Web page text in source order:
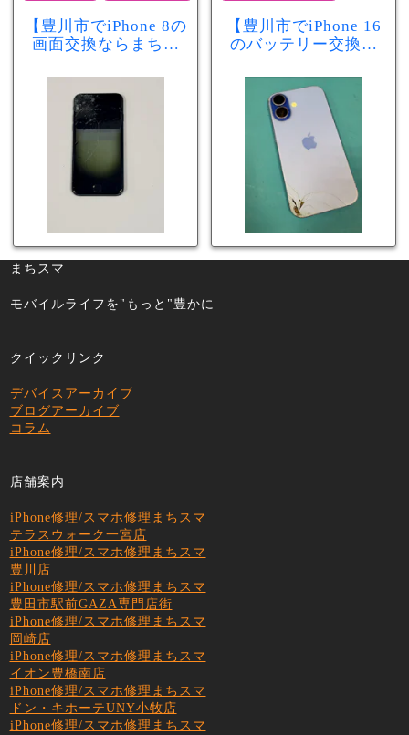
【豊川市でiPhone 8の
画面交換ならまちス
れ・液晶不良も当日
60分で修理可能！
【豊川市でiPhone 16
のバッテリー交換な
少し膨張したバッテ
リーも当日90分で安
心修理！
まちスマ
モバイルライフを"もっと"豊かに
クイックリンク
デバイスアーカイブ
ブログアーカイブ
コラム
店舗案内
iPhone修理/スマホ修理まちスマ
テラスウォーク一宮店
iPhone修理/スマホ修理まちスマ
豊川店
iPhone修理/スマホ修理まちスマ
豊田市駅前GAZA専門店街
iPhone修理/スマホ修理まちスマ
岡崎店
iPhone修理/スマホ修理まちスマ
イオン豊橋南店
iPhone修理/スマホ修理まちスマ
ドン・キホーテUNY小牧店
iPhone修理/スマホ修理まちスマ